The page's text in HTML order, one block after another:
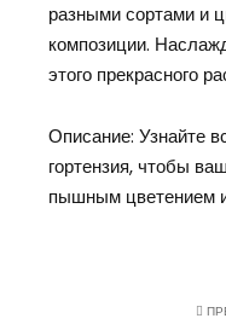
разными сортами и
композиции.
этого прекрасного
Описание: Узнайте
гортензия, чтобы
пышным цветением